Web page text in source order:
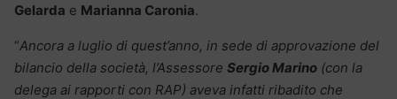
Gelarda e Marianna Caronia.
“Ancora a luglio di quest’anno, in sede di approvazione del
bilancio della società, l’Assessore Sergio Marino (con la
delega ai rapporti con RAP) aveva infatti ribadito che